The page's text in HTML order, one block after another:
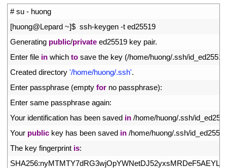
# su - huong
[huong@Lepard ~]$ ssh-keygen -t ed25519
Generating public/private ed25519 key pair.
Enter file in which to save the key (/home/huong/.ssh/id_ed25519
Created directory '/home/huong/.ssh'.
Enter passphrase (empty for no passphrase):
Enter same passphrase again:
Your identification has been saved in /home/huong/.ssh/
Your public key has been saved in /home/huong/.ssh/
The key fingerprint is:
SHA256: